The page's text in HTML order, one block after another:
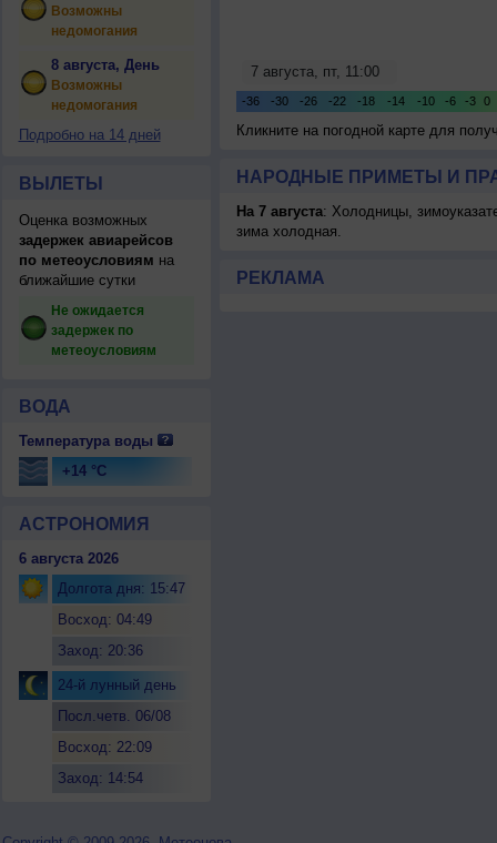
Возможны
недомогания
8 августа, День
Возможны
недомогания
Подробно на 14 дней
ВЫЛЕТЫ
Оценка возможных
задержек авиарейсов
по метеоусловиям на
ближайшие сутки
Не ожидается
задержек по
метеоусловиям
ВОДА
Температура воды
+14 °C
АСТРОНОМИЯ
6 августа 2026
Долгота дня: 15:47
Восход: 04:49
Заход: 20:36
24-й лунный день
Посл.четв. 06/08
Восход: 22:09
Заход: 14:54
Кликните на погодной карте для
НАРОДНЫЕ ПРИМЕТЫ И
На 7 августа: Холодницы,
зима холодная.
РЕКЛАМА